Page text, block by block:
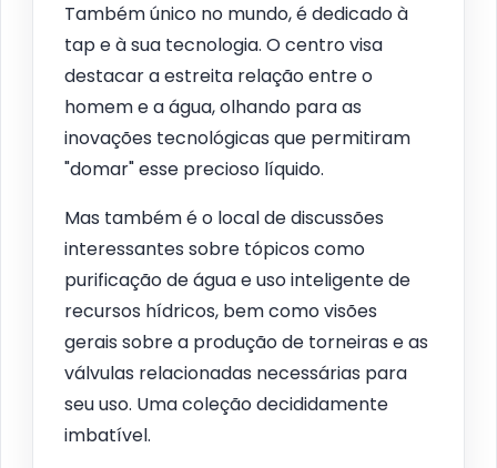
Também único no mundo, é dedicado à
tap e à sua tecnologia. O centro visa
destacar a estreita relação entre o
homem e a água, olhando para as
inovações tecnológicas que permitiram
"domar" esse precioso líquido.
Mas também é o local de discussões
interessantes sobre tópicos como
purificação de água e uso inteligente de
recursos hídricos, bem como visões
gerais sobre a produção de torneiras e as
válvulas relacionadas necessárias para
seu uso. Uma coleção decididamente
imbatível.